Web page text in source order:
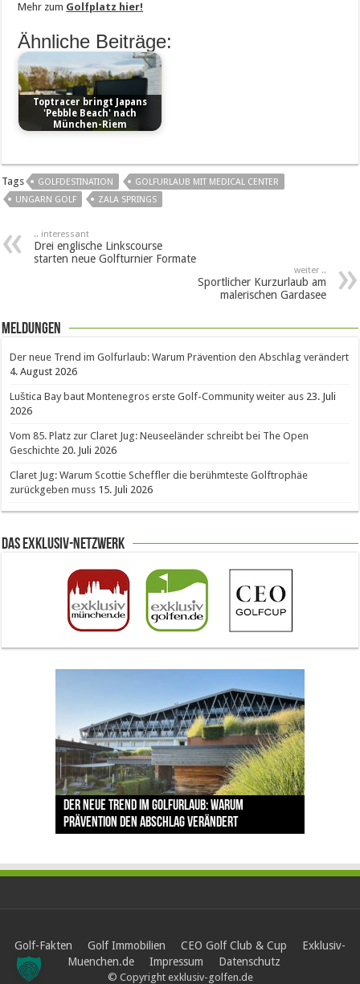
Mehr zum Golfplatz hier!
Ähnliche Beiträge:
Toptracer bringt Japans
'Pebble Beach' nach
München-Riem
Tags GOLFDESTINATION
GOLFURLAUB MIT MEDICAL CENTER
UNGARN GOLF
ZALA SPRINGS
.. interessant
Drei englische Linkscourse
starten neue Golfturnier Formate
weiter ..
Sportlicher Kurzurlaub am
malerischen Gardasee
Meldungen
Der neue Trend im Golfurlaub: Warum Prävention den Abschlag verändert
4. August 2026
Luštica Bay baut Montenegros erste Golf-Community weiter aus 23. Juli
2026
Vom 85. Platz zur Claret Jug: Neuseeländer schreibt bei The Open
Geschichte 20. Juli 2026
Claret Jug: Warum Scottie Scheffler die berühmteste Golftrophäe
zurückgeben muss 15. Juli 2026
Das Exklusiv-Netzwerk
Der neue Trend im Golfurlaub: Warum
Prävention den Abschlag verändert
Luštica Bay baut Montenegros erste Golf-
Community weiter aus
Vom 85. Platz zur Claret Jug: Neuseeländer
schreibt bei The Open Geschichte
Claret Jug: Warum Scottie Scheffler die
berühmteste Golftrophäe zurückgeben muss
The Open 2026 in Royal Birkdale: Warum der
traditionsreiche Linksplatz zu den größten
Herausforderungen im Golfsport zählt
Golf-Fakten Golf Immobilien CEO Golf Club & Cup
Exklusiv-
Muenchen.de
Impressum Datenschutz
© Copyright exklusiv-golfen.de